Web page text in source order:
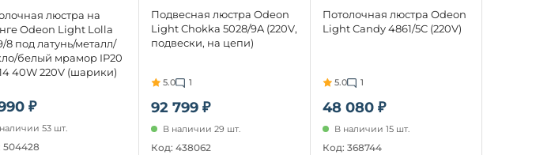
₽
люстра на
Odeon Light Lolla
8 под латунь/металл/
белый мрамор IP20
40W 220V (шарики)
53 шт.
504428
92 799 ₽
Подвесная люстра Odeon
Light Chokka 5028/9A (220V,
подвески, на цепи)
5.0 1
В наличии 29 шт.
Код: 438062
48 080 ₽
Потолочная люстра Odeon
Light Candy 4861/5C (220V)
5.0 1
В наличии 15 шт.
Код: 368744